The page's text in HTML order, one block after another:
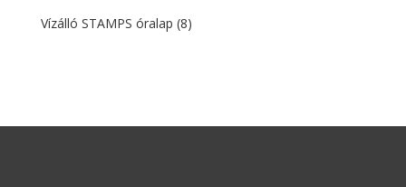
Vízálló STAMPS óralap (8)